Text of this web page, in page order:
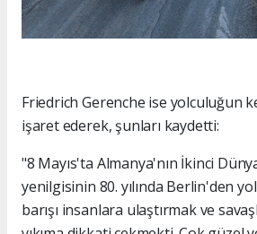
Friedrich Gerenche ise yolculuğun
işaret ederek, şunları kaydetti:
"8 Mayıs'ta Almanya'nın İkinci
yenilgisinin 80. yılında Berlin'den
barışı insanlara ulaştırmak ve